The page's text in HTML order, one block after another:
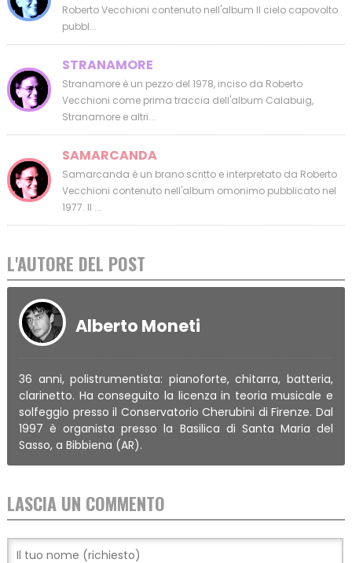
Roberto Vecchioni contenuto nell'album Il cielo capovolto
pubbl...
STRANAMORE
Stranamore è un pezzo del 1978, inciso da Roberto
Vecchioni come prima traccia dell'album Calabuig,
Stranamore e altri...
SAMARCANDA
Samarcanda è un brano scritto e interpretato da Roberto
Vecchioni contenuto nell'album omonimo pubblicato nel
1977. Il ...
L'AUTORE DEL POST
Alberto Moneti
36 anni, polistrumentista: pianoforte, chitarra, batteria,
clarinetto. Ha conseguito la licenza in teoria musicale e
solfeggio presso il Conservatorio Cherubini di Firenze. Dal
1997 è organista presso la Basilica di Santa Maria del
Sasso, a Bibbiena (AR).
LASCIA UN COMMENTO